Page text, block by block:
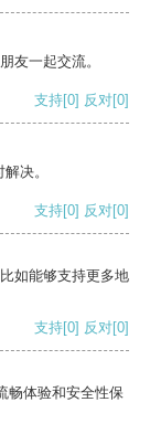
友一起交流。
支持[0] 反对[0]
决。
支持[0] 反对[0]
如能够支持更多地
支持[0] 反对[0]
畅体验和安全性保